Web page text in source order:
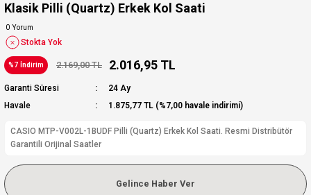
Klasik Pilli (Quartz) Erkek Kol Saati
0 Yorum
Stokta Yok
%7 İndirim 2.169,00 TL 2.016,95 TL
Garanti Süresi
24 Ay
Havale
1.875,77 TL (%7,00 havale indirimi)
CASIO MTP-V002L-1BUDF Pilli (Quartz) Erkek Kol Saati. Resmi Distribütör
Garantili Orijinal Saatler
Gelince Haber Ver